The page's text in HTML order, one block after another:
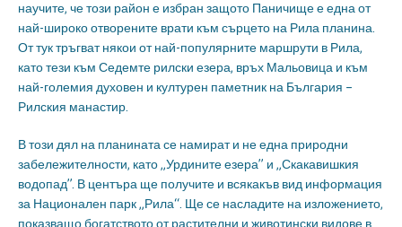
научите, че този район е избран защото Паничище е една от
най-широко отворените врати към сърцето на Рила планина.
От тук тръгват някои от най-популярните маршрути в Рила,
като тези към Седемте рилски езера, връх Мальовица и към
най-големия духовен и културен паметник на България –
Рилския манастир.
В този дял на планината се намират и не една природни
забележителности, като „Урдините езера” и „Скакавишкия
водопад”. В центъра ще получите и всякакъв вид информация
за Национален парк „Рила“. Ще се насладите на изложението,
показващо богатството от растителни и животински видове в